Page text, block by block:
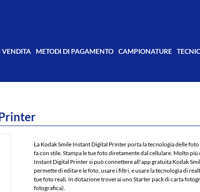
METODI DI PAGAMENTO CAMPIONATURE
La Kodak Smile Instant Digital Printer porta la tecnologia delle
fa con stile. Stampa le tue foto diretamente dal cellulare. Molto più
Instant Digital Printer si può connettere all'app gratuita Kodak
permette di editare le foto, usare i filtri, e usare la tecnologia di
tue foto reali. In dotazione troverai uno Starter pack di carta
fotografica).